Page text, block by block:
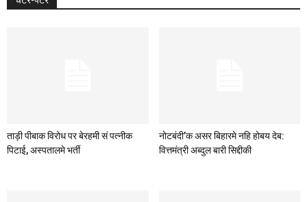
ताड़ी पीबाक विरोध पर बेरहमी सं पत्नीक
पिटाई, अस्पतालमे भर्ती
नोटबंदी’क असर बिहारमे नहि होबय देब:
वित्तमंत्री अब्दुल बारी सिद्दीकी